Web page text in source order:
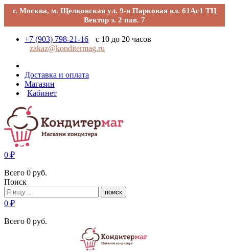
г. Москва, м. Щелковская ул. 9-я Парковая вл. 61Ас1 ТЦ
Вектор э. 2 пав. 7
+7 (903) 798-21-16
с 10 до 20 часов
zakaz@konditermag.ru
Доставка и оплата
Магазин
Кабинет
0 ₽
Всего 0 руб.
Поиск
поиск
0 ₽
Всего 0 руб.